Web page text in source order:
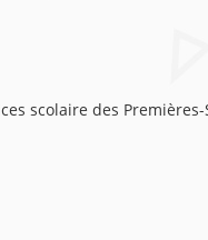
scolaire des